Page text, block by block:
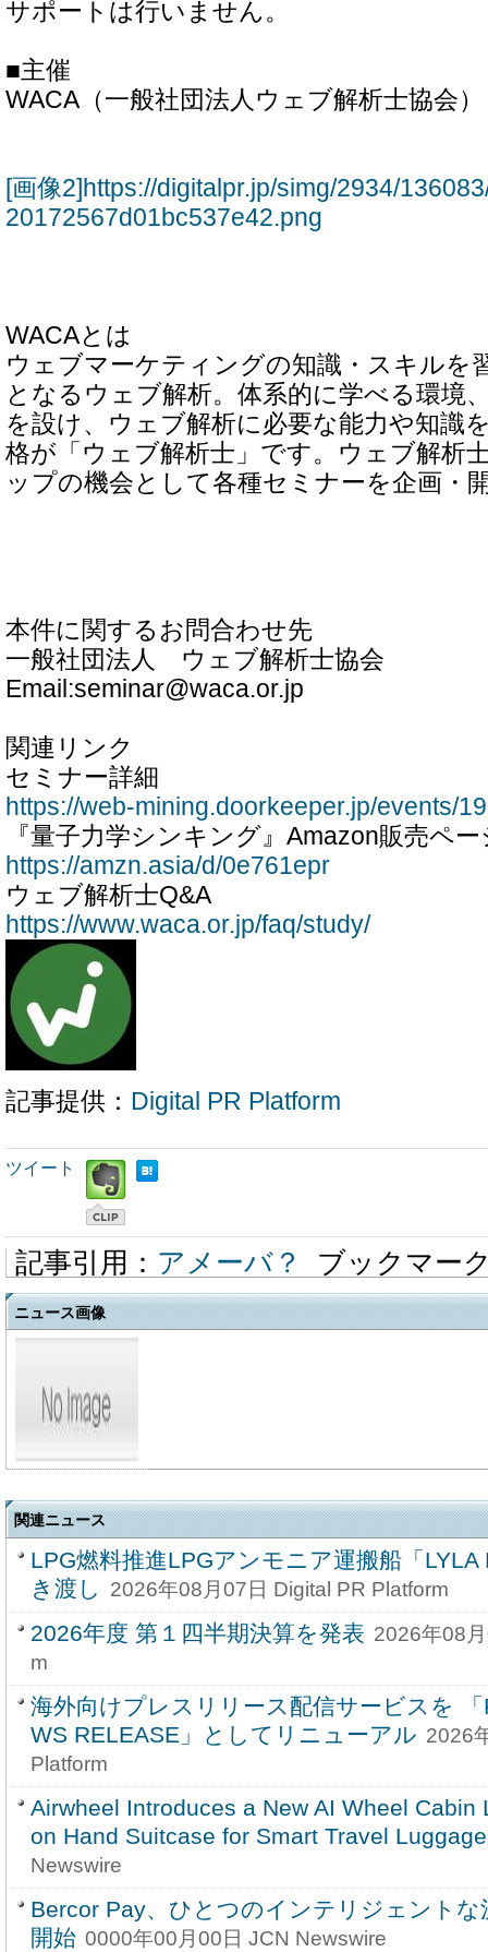
サポートは行いません。
■主催
WACA（一般社団法人ウェブ解析士協会）
[画像2]https://digitalpr.jp/simg/2934/
20172567d01bc537e42.png
WACAとは
ウェブマーケティングの知識・スキルを
となるウェブ解析。体系的に学べる環境
を設け、ウェブ解析に必要な能力や知識
格が「ウェブ解析士」です。ウェブ解析
ップの機会として各種セミナーを企画・
本件に関するお問合わせ先
一般社団法人 ウェブ解析士協会
Email:seminar@waca.or.jp
関連リンク
セミナー詳細
https://web-mining.doorkeeper.jp/events/
『量子力学シンキング』Amazon販売ペー
https://amzn.asia/d/0e761epr
ウェブ解析士Q&A
https://www.waca.or.jp/faq/study/
記事提供： Digital PR Platform
ツイート
記事引用： アメーバ？ ブックマー
ニュース画像
関連ニュース
LPG燃料推進LPGアンモニア運搬船「LYLA
き渡し
2026年08月07日 Digital PR Platform
2026年度 第１四半期決算を発表 2026年08
m
海外向けプレスリリース配信サービスを
WS RELEASE」としてリニューアル 2026
Platform
Airwheel Introduces a New AI Wheel Cabin
on Hand Suitcase for Smart Travel Luggage
Newswire
Bercor Pay、ひとつのインテリジェントな
開始 0000年00月00日 JCN Newswire